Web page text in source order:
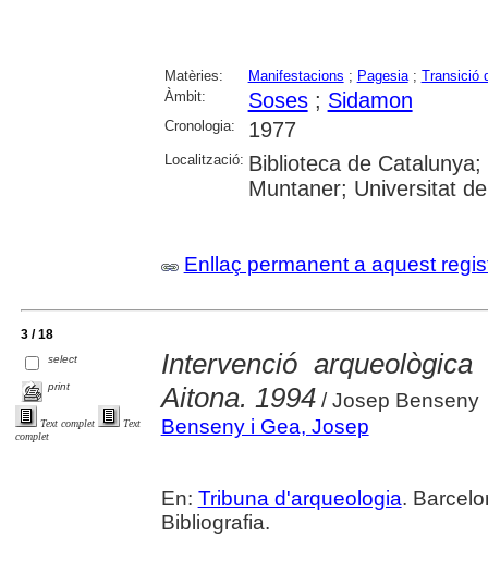
Matèries: Manifestacions ; Pagesia; Transició
Àmbit:
Soses; Sidamon
Cronologia: 1977
Localització: Biblioteca de
Muntaner; Universitat
Enllaç permanent a aquest
3 / 18
select
print
Text complet
Text
complet
Intervenció
Aitona. 1994/ Josep Benseny
Benseny i Gea, Josep
En: Tribuna d'arqueologia.
Bibliografia.